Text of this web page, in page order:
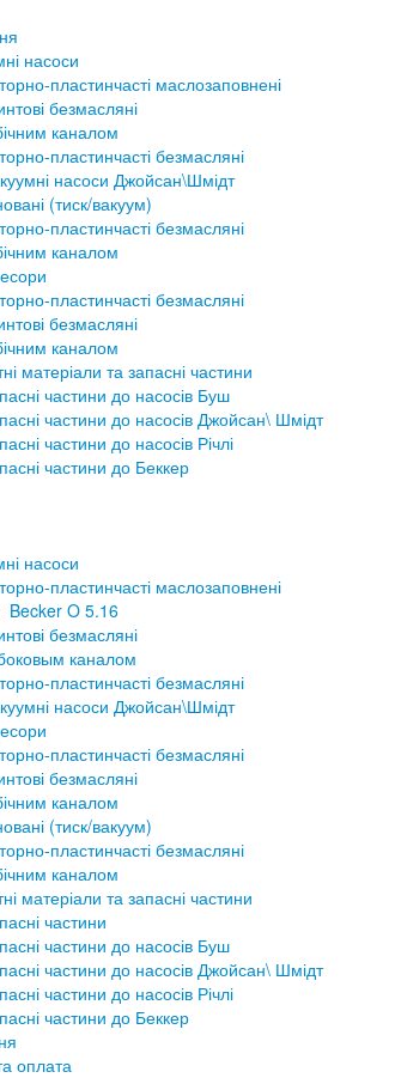
насоси
пластинчасті маслозаповнені
безмасляні
каналом
пластинчасті безмасляні
насоси Джойсан\Шмідт
(тиск/вакуум)
пластинчасті безмасляні
каналом
пластинчасті безмасляні
безмасляні
каналом
матеріали та запасні частини
частини до насосів Буш
частини до насосів Джойсан\ Шмідт
частини до насосів Річлі
частини до Беккер
насоси
пластинчасті маслозаповнені
Becker O 5.16
безмасляні
каналом
пластинчасті безмасляні
насоси Джойсан\Шмідт
пластинчасті безмасляні
безмасляні
каналом
(тиск/вакуум)
пластинчасті безмасляні
каналом
матеріали та запасні частини
частини
частини до насосів Буш
частини до насосів Джойсан\ Шмідт
частини до насосів Річлі
частини до Беккер
оплата